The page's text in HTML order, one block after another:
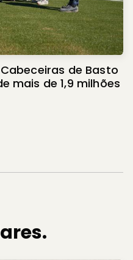
de Basto
mais de 1,9 milhões